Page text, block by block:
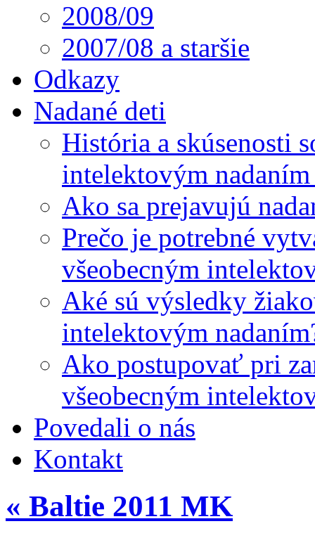
2008/09
2007/08 a staršie
Odkazy
Nadané deti
História a skúsenosti
intelektovým
Ako sa prejavujú
Prečo je potrebné
všeobecným
Aké sú výsledky
intelektovým
Ako postupovať pri
všeobecným
Povedali o nás
Kontakt
« Baltie 2011 MK